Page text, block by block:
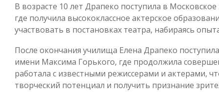
В возрасте 10 лет Драпеко поступила в
где получила высококлассное актерское
участвовать в постановках театра, набираясь
После окончания училища Елена Драпеко
имени Максима Горького, где продолжила
работала с известными режиссерами и актерами,
творческий потенциал и получить признание